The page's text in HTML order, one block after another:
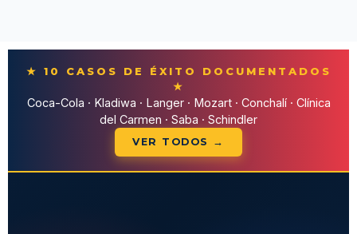
★ 10 CASOS DE ÉXITO DOCUMENTADOS
★
Coca-Cola · Kladiwa · Langer · Mozart · Conchalí · Clínica
del Carmen · Saba · Schindler
VER TODOS →